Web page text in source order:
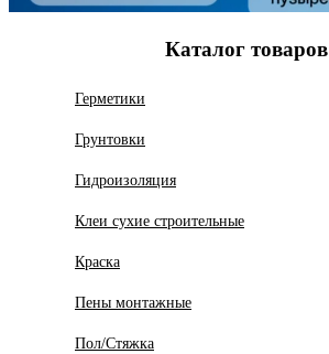
Каталог товаров
Герметики
Грунтовки
Гидроизоляция
Клеи сухие строительные
Краска
Пены монтажные
Пол/Стяжка